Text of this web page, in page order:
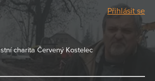
Přihlásit se
charita Červený Kostelec